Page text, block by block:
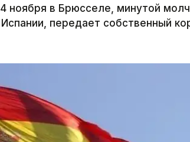
ноября в Брюсселе, минутой
передает собственный